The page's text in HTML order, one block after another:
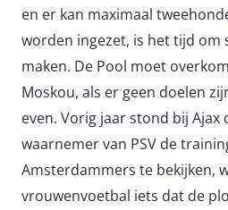
en er kan maximaal
worden ingezet, is het tijd om
maken. De Pool moet
Moskou, als er geen doelen
even. Vorig jaar stond bij Ajax
waarnemer van PSV de
Amsterdammers te bekijken,
vrouwenvoetbal iets dat de